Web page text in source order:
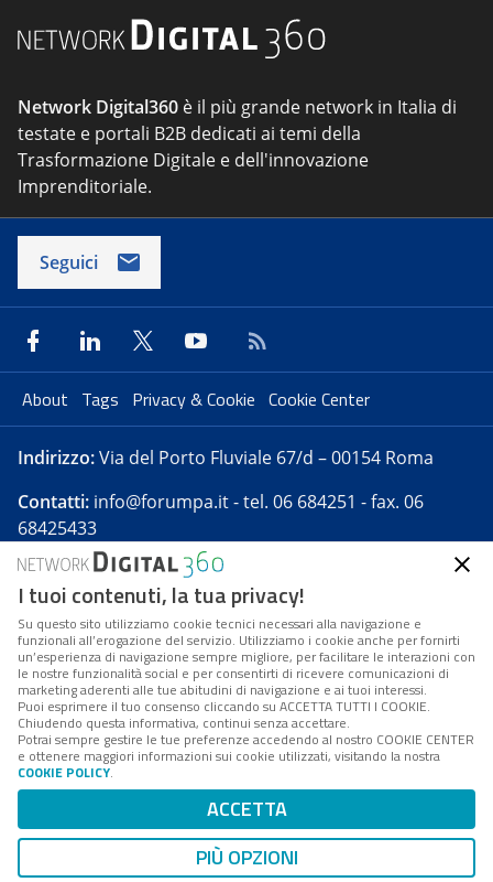
Network Digital360 è il più grande network in Italia di
testate e portali B2B dedicati ai temi della
Trasformazione Digitale e dell'innovazione
Imprenditoriale.
Seguici
About Tags Privacy & Cookie Cookie Center
Indirizzo:Via del Porto Fluviale 67/d – 00154 Roma
Contatti: info@forumpa.it- tel. 06 684251 - fax. 06
68425433
Forumpa.itè una pubblicazione telematica iscritta
presso Registro della stampa del Tribunale di Roma -
Reg. n. 182 del 2 maggio 2008 - Direttore resp. Michela
Stentella
FPA s.r.l. è società soggetta a Direzione e
Coordinamento da parte di Digital360 S.p.A. - FPA s.r.l.
è un'azienda certificata per il sistema di management
Codice Fiscale/Partita IVA n. 10693191008 - R.E.A. Roma
n. 1249791. ISP AWS
Mappa del sito
I tuoi contenuti, la tua privacy!
Su questo sito utilizziamo cookie tecnici necessari alla navigazione e
funzionali all’erogazione del servizio. Utilizziamo i cookie anche per fornirti
un’esperienza di navigazione sempre migliore, per facilitare le interazioni con
le nostre funzionalità social e per consentirti di ricevere comunicazioni di
marketing aderenti alle tue abitudini di navigazione e ai tuoi interessi.
Puoi esprimere il tuo consenso cliccando su ACCETTA TUTTI I COOKIE.
Chiudendo questa informativa, continui senza accettare.
Potrai sempre gestire le tue preferenze accedendo al nostro COOKIE CENTER
e ottenere maggiori informazioni sui cookie utilizzati, visitando la nostra
COOKIE POLICY.
ACCETTA
PIÙ OPZIONI